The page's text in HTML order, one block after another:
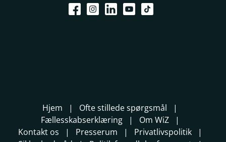
Hjem
Ofte stillede spørgsmål
Fællesskabserklæring
Om WiZ
Kontakt os
Presserum
Privatlivspolitik